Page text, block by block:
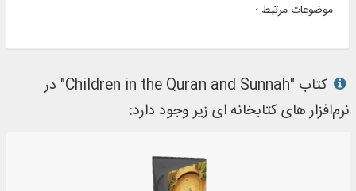
موضوعات مرتبط :
کتاب "Children in the Quran and Sunnah" در
نرم‌افزار های کتابخانه ای زیر وجود دارد: